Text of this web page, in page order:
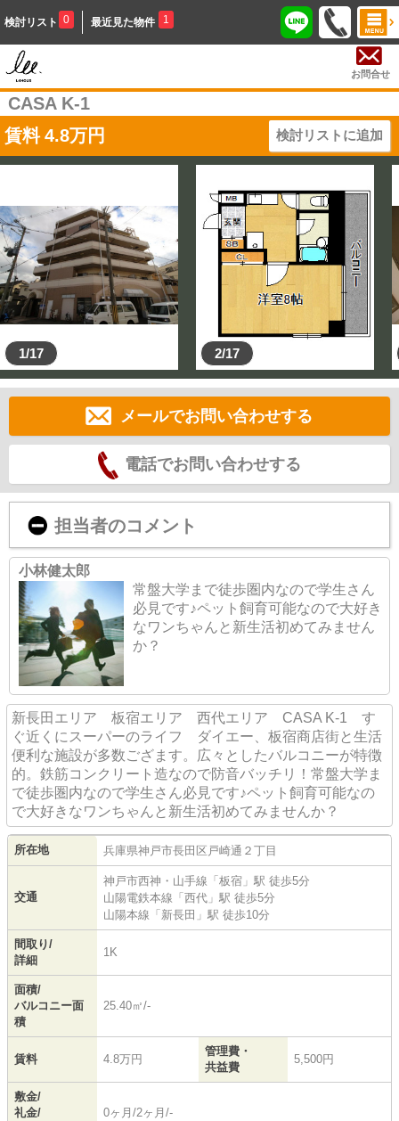
検討リスト 0 最近見た物件 1
お問合せ
CASA K-1
賃料 4.8万円 検討リストに追加
1/17 2/17
メールでお問い合わせする
電話でお問い合わせする
担当者のコメント
小林健太郎
常盤大学まで徒歩圏内なので学生さん
必見です♪ペット飼育可能なので大好き
なワンちゃんと新生活初めてみません
か？
新長田エリア 板宿エリア 西代エリア CASA K-1 す
ぐ近くにスーパーのライフ ダイエー、板宿商店街と生活
便利な施設が多数ござます。広々としたバルコニーが特徴
的。鉄筋コンクリート造なので防音バッチリ！常盤大学ま
で徒歩圏内なので学生さん必見です♪ペット飼育可能なの
で大好きなワンちゃんと新生活初めてみませんか？
所在地 兵庫県神戸市長田区 戸崎通 ２丁目
交通
神戸市西神・山手線 「 板宿 」駅 徒歩5分
山陽電鉄本線 「 西代 」駅 徒歩5分
山陽本線 「 新長田 」駅 徒歩10分
間取り/
詳細
1K
面積/
バルコニー面
積
25.40㎡/-
賃料 4.8万円
管理費・
共益費
5,500円
敷金/
礼金/
0ヶ月/2ヶ月/-